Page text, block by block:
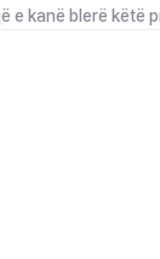
e kanë blerë këtë